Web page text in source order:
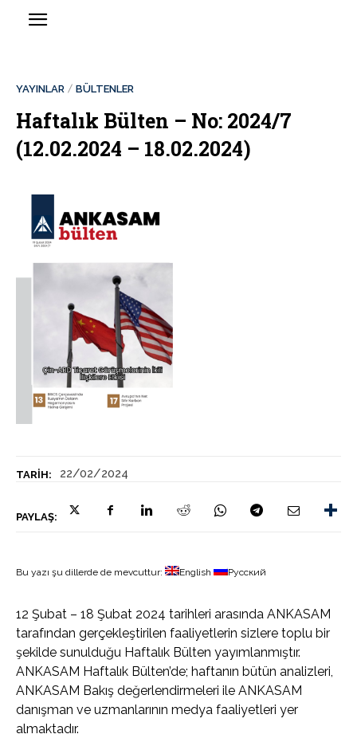
TARIH: 22/02/2024
PAYLAŞ:
YAYINLAR BÜLTENLER
Haftalık Bülten – No: 2024/7
(12.02.2024 – 18.02.2024)
Bu yazı şu dillerde de mevcuttur: English Русский
12 Şubat – 18 Şubat 2024 tarihleri arasında ANKASAM
tarafından gerçekleştirilen faaliyetlerin sizlere toplu bir
şekilde sunulduğu Haftalık Bülten yayımlanmıştır.
ANKASAM Haftalık Bülten’de; haftanın bütün analizleri,
ANKASAM Bakış değerlendirmeleri ile ANKASAM
danışman ve uzmanlarının medya faaliyetleri yer
almaktadır.